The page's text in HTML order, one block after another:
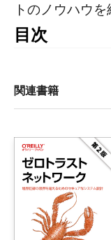
トのノウハウを
目次
第I部　実践編
1章　Webペネト
1.1　Dockerのイ
1.2　Burp Suite
1.2.1　Burp
1.2.2　Burp
1.2.3　
関連書籍